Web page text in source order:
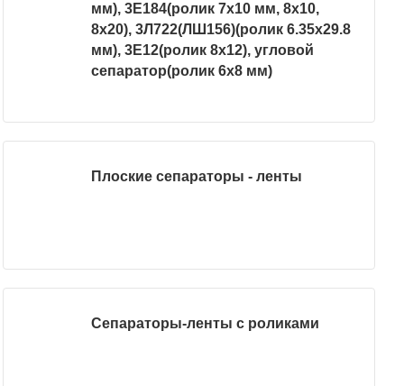
мм), 3Е184(ролик 7х10 мм, 8х10,
8х20), 3Л722(ЛШ156)(ролик 6.35х29.8
мм), 3Е12(ролик 8х12), угловой
сепаратор(ролик 6х8 мм)
Плоские сепараторы - ленты
Сепараторы-ленты с роликами